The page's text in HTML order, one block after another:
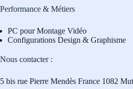
Performance & Métiers
PC pour Montage Vidéo
Configurations Design & Graphisme
Nous contacter :
5 bis rue Pierre Mendès France 1082